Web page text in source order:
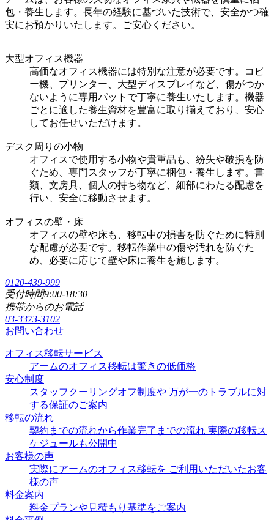
包・養生します。長年の経験に基づいた技術で、安全かつ確
実にお預かりいたします。ご安心ください。
大型オフィス機器
高価なオフィス機器には特別な注意が必要です。コピ
ー機、プリンター、大型ディスプレイなど、傷がつか
ないように専用パットで丁寧に養生いたします。機器
ごとに適した養生資材を豊富に取り揃えており、安心
してお任せいただけます。
デスク周りの小物
オフィスで使用する小物や貴重品も、紛失や破損を防
ぐため、専門スタッフが丁寧に梱包・養生します。書
類、文房具、個人の持ち物など、細部にわたる配慮を
行い、安全に移動させます。
オフィスの壁・床
オフィスの壁や床も、移転中の損害を防ぐために特別
な配慮が必要です。移転作業中の傷や汚れを防ぐた
め、必要に応じて壁や床に養生を施します。
0120-439-999
受付時間9:00-18:30
携帯からのお電話
03-3373-3102
お問い合わせ
オフィス移転サービス
アームのオフィス移転は驚きの低価格
安心制度
スタッフクーリングオフ制度や 万が一のトラブルに対
する保証のご案内
移転の流れ
契約までの流れから作業完了までの流れ 実際の移転ス
ケジュールも公開中
お客様の声
実際にアームのオフィス移転を ご利用いただいたお客
様の声
料金案内
料金プランや見積もり基準をご案内